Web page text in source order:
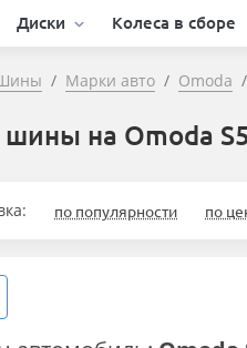
Диски Колеса в сборе
Марки авто Omoda
шины на Omoda S5
по популярности по